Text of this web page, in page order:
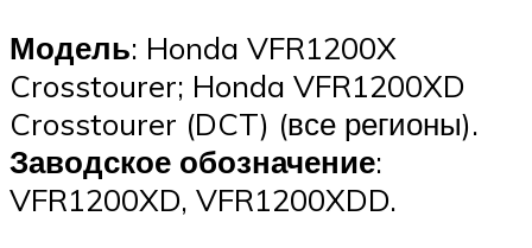
Модель: Honda VFR1200X
Crosstourer; Honda VFR1200XD
Crosstourer (DCT) (все регионы).
Заводское обозначение:
VFR1200XD, VFR1200XDD.